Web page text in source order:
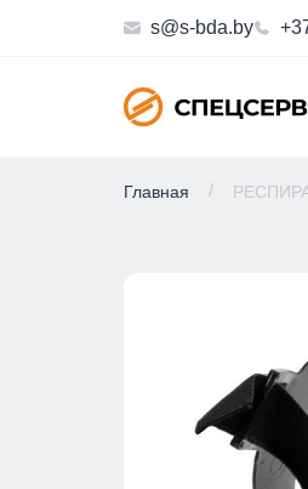
s@s-bda.by
Главная